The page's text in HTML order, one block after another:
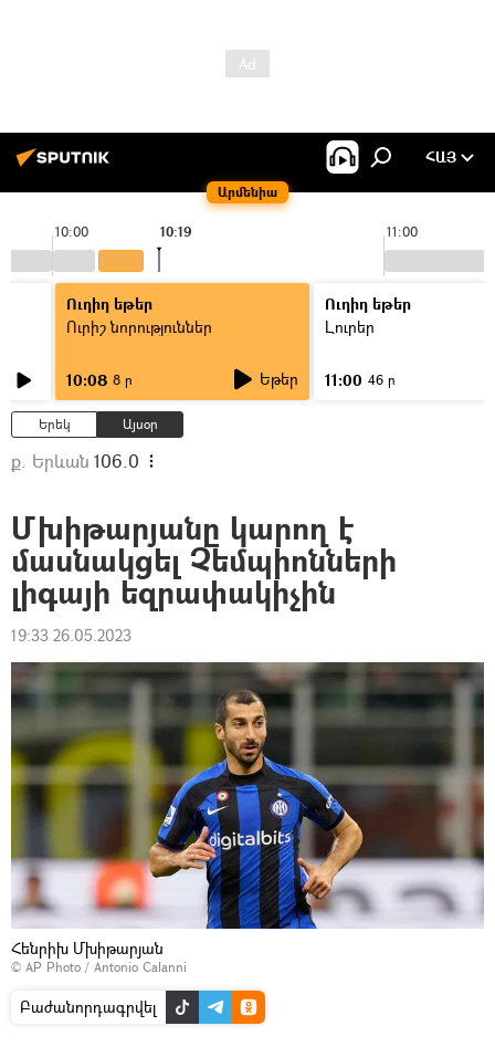
Արմենիա
ՀԱՅ
10:00 11:00
10:19
Ուղիղ եթեր
Ուրիշ նորություններ
10:08 8 ր Եթեր
Ուղիղ եթեր
Լուրեր
11:00 46 ր
Երեկ Այսօր
ք. Երևան 106.0
Մխիթարյանը կարող է
մասնակցել Չեմպիոնների
լիգայի եզրափակիչին
19:33 26.05.2023
Հենրիխ Մխիթարյան
© AP Photo / Antonio Calanni
Բաժանորդագրվել